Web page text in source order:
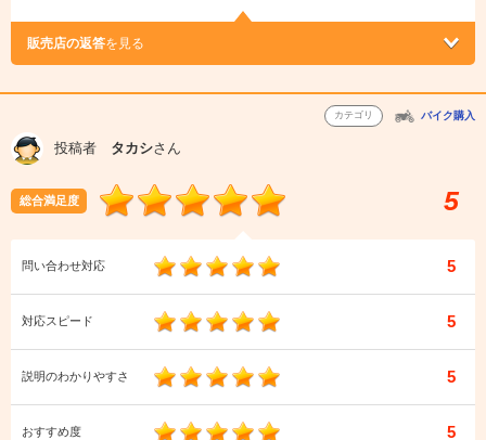
販売店の返答を見る
カテゴリ バイク購入
投稿者 タカシさん
総合満足度 5
問い合わせ対応 5
対応スピード 5
説明のわかりやすさ 5
おすすめ度 5